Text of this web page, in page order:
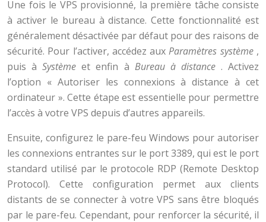
Une fois le VPS provisionné, la première tâche consiste
à activer le bureau à distance. Cette fonctionnalité est
généralement désactivée par défaut pour des raisons de
sécurité. Pour l’activer, accédez auxParamètres système ,
puis àSystèmeet enfin à Bureau à distance . Activez
l’option « Autoriser les connexions à distance à cet
ordinateur ». Cette étape est essentielle pour permettre
l’accès à votre VPS depuis d’autres appareils.
Ensuite, configurez le pare-feu Windows pour autoriser
les connexions entrantes sur le port 3389, qui est le port
standard utilisé par le protocole RDP (Remote Desktop
Protocol). Cette configuration permet aux clients
distants de se connecter à votre VPS sans être bloqués
par le pare-feu. Cependant, pour renforcer la sécurité, il